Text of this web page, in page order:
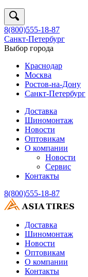
8(800)555-18-87
Санкт-Петербург
Выбор города
Краснодар
Москва
Ростов-на-Дону
Санкт-Петербург
Доставка
Шиномонтаж
Новости
Оптовикам
О компании
Новости
Сервис
Контакты
8(800)555-18-87
Доставка
Шиномонтаж
Новости
Оптовикам
О компании
Контакты